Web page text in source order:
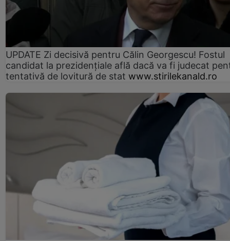
UPDATE Zi decisivă pentru Călin Georgescu! Fostul
candidat la prezidențiale află dacă va fi judecat
tentativă de lovitură de stat www.stirilekanald.ro